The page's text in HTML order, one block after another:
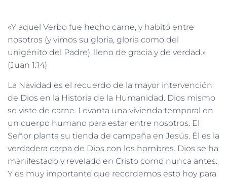
«Y aquel Verbo fue hecho carne, y habitó entre
nosotros (y vimos su gloria, gloria como del
unigénito del Padre), lleno de gracia y de verdad.»
(Juan 1:14)
La Navidad es el recuerdo de la mayor intervención
de Dios en la Historia de la Humanidad. Dios mismo
se viste de carne. Levanta una vivienda temporal en
un cuerpo humano para estar entre nosotros. El
Señor planta su tienda de campaña en Jesús. Él es la
verdadera carpa de Dios con los hombres. Dios se ha
manifestado y revelado en Cristo como nunca antes.
Y es muy importante que recordemos esto hoy para